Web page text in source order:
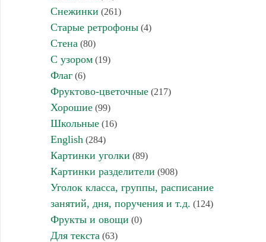
Снежинки (261)
Старые ретрофоны(4)
Стена (80)
С узором(19)
Флаг(6)
Фруктово-цветочные(217)
Хорошие(99)
Школьные(16)
English (284)
Картинки уголки (89)
Картинки разделители (908)
Уголок класса, группы, расписание
занятий, дня, поручения и т.д. (124)
Фрукты и овощи (0)
Для текста (63)